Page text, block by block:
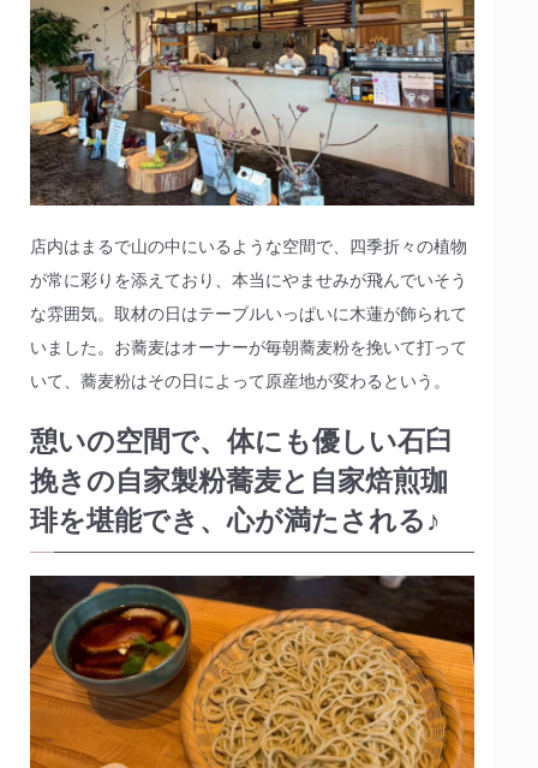
店内はまるで山の中にいるような空間で、四季折々の植物
が常に彩りを添えており、本当にやませみが飛んでいそう
な雰囲気。取材の日はテーブルいっぱいに木蓮が飾られて
いました。お蕎麦はオーナーが毎朝蕎麦粉を挽いて打って
いて、蕎麦粉はその日によって原産地が変わるという。
憩いの空間で、体にも優しい石臼
挽きの自家製粉蕎麦と自家焙煎珈
琲を堪能でき、心が満たされる♪